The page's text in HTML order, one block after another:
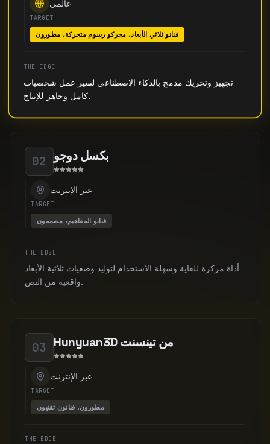
عالمي
TARGET
فنانو ثلاثي الأبعاد، محركو رسوم متحركة، مطورون
THE EDGE
تجهيز وتحريك مدمج بالذكاء الاصطناعي لسير عمل شخصيات
كامل وجاهز للإنتاج.
02 بكسل دوجو
عبر الإنترنت
TARGET
فنانو المفاهيم، مصممون
THE EDGE
أداة مركزة للغاية وسهلة الاستخدام لتوليد وضعيات ثلاثية الأبعاد
واقعية من النص.
03 Hunyuan3D من تينسنت
عبر الإنترنت
TARGET
مطورون، فنانون تقنيون
THE EDGE